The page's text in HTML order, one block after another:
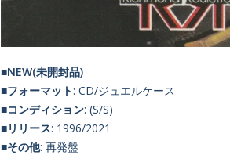
■NEW(未開封品)
■フォーマット: CD/ジュエルケース
■コンディション: (S/S)
■リリース: 1996/2021
■その他: 再発盤